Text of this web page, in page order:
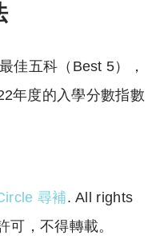
佳五科（Best 5），
年度的入學分數指數
尋補. All rights
可，不得轉載。